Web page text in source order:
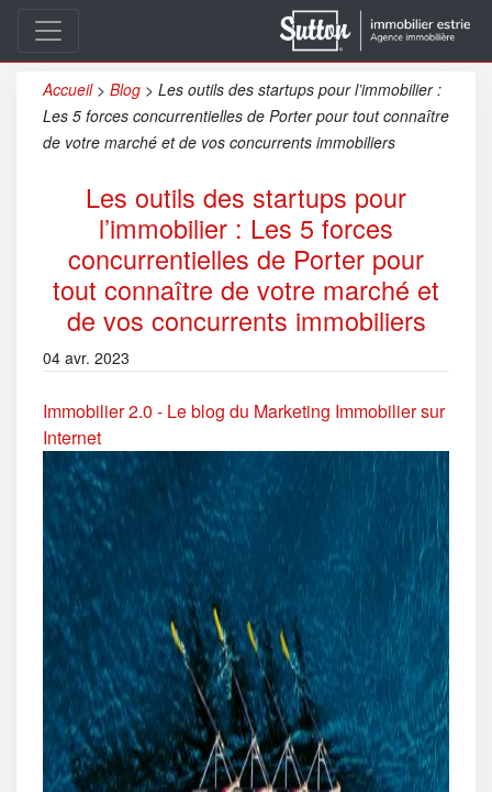
Accueil > Blog > Les outils des startups pour l’immobilier :
Les 5 forces concurrentielles de Porter pour tout connaître
de votre marché et de vos concurrents immobiliers
Les outils des startups pour
l’immobilier : Les 5 forces
concurrentielles de Porter pour
tout connaître de votre marché et
de vos concurrents immobiliers
04 avr. 2023
Immobilier 2.0 - Le blog du Marketing Immobilier sur
Internet